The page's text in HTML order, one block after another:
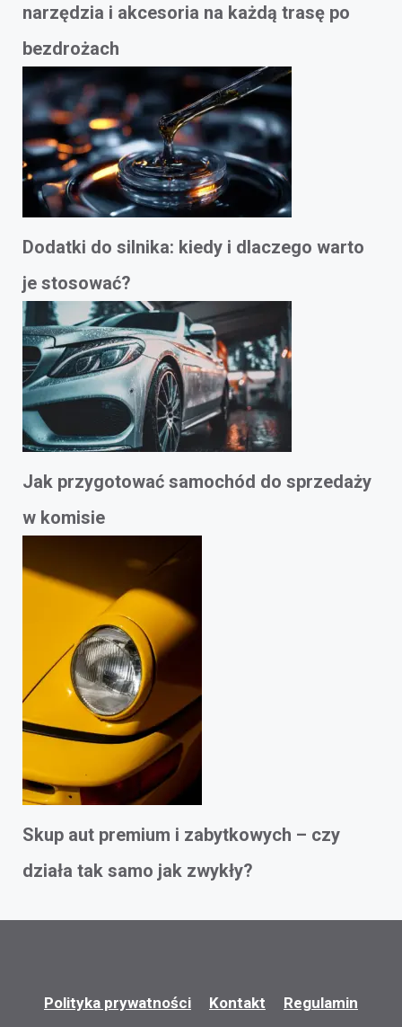
narzędzia i akcesoria na każdą trasę po
bezdrożach
Dodatki do silnika: kiedy i dlaczego warto
je stosować?
Jak przygotować samochód do sprzedaży
w komisie
Skup aut premium i zabytkowych – czy
działa tak samo jak zwykły?
Polityka prywatności Kontakt Regulamin